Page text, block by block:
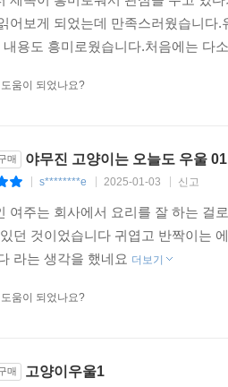
어보게 되었는데 만족스러웠습니다
내용도 흥미로웠습니다.처음에는 다
움이 되었나요?
매 야무진 고양이는 오늘도 우울
s********e 2025-01-03 신고
여주는 회사에서 요리를 잘 하는 걸
던 것이었습니다 귀엽고 반짝이는
라는 생각을 했네요 더보기
움이 되었나요?
매 고양이우울1